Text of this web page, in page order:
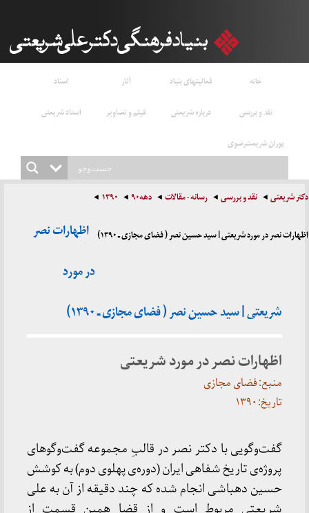
خانه فعالیتهای بنیاد آثار
اسناد
نقد و بررسی
درباره شریعتی فیلم و تصاویر
استاد شریعتی
پوران شریعت‌رضوی
دکتر شریعتی نقد و بررسی رسانه - مقالات دهه۹۰ ۱۳۹۰
اظهارات نصر در مورد شریعتی | سید حسین نصر ( فضای مجازی ـ ۱۳۹۰)
اظهارات نصر
در مورد
شریعتی | سید حسین نصر ( فضای مجازی ـ ۱۳۹۰)
اظهارات نصر در مورد شریعتی
منبع: فضای مجازی
تاریخ: ۱۳۹۰
گفت‌وگویی با دکتر نصر در قالبِ مجموعه گفت‌وگوهای
پروژه‌ی تاریخ شفاهی ایران (دوره‌ی پهلوی دوم) به کوشش
حسین دهباشی انجام شده که چند دقیقه از آن به علی